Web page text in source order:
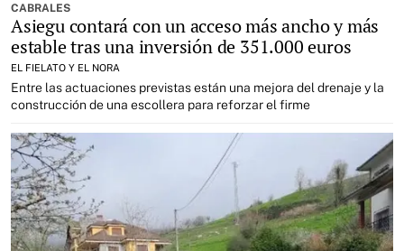
CABRALES
Asiegu contará con un acceso más ancho y más
estable tras una inversión de 351.000 euros
EL FIELATO Y EL NORA
Entre las actuaciones previstas están una mejora del drenaje y la
construcción de una escollera para reforzar el firme